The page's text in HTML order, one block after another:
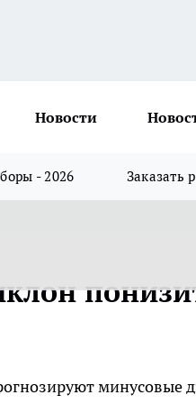
Новости
- 2026 Заказать
минусовые